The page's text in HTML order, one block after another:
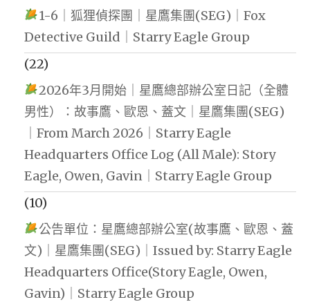
1-6｜狐狸偵探團｜星鷹集團(SEG)｜Fox
Detective Guild｜Starry Eagle Group
(22)
2026年3月開始｜星鷹總部辦公室日記（全體
男性）：故事鷹、歐恩、蓋文｜星鷹集團(SEG)
｜From March 2026｜Starry Eagle
Headquarters Office Log (All Male): Story
Eagle, Owen, Gavin｜Starry Eagle Group
(10)
公告單位：星鷹總部辦公室(故事鷹、歐恩、蓋
文)｜星鷹集團(SEG)｜Issued by: Starry Eagle
Headquarters Office(Story Eagle, Owen,
Gavin)｜Starry Eagle Group